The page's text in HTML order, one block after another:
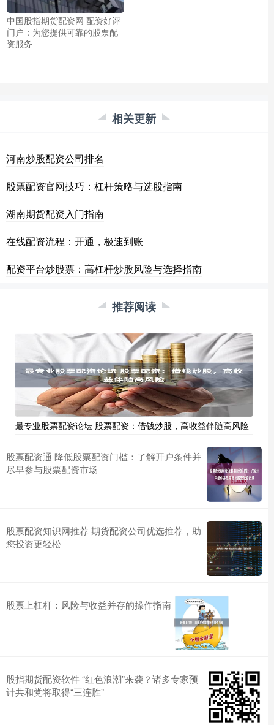
中国股指期货配资网 配资好评
门户：为您提供可靠的股票配
资服务
相关更新
河南炒股配资公司排名
股票配资官网技巧：杠杆策略与选股指南
湖南期货配资入门指南
在线配资流程：开通，极速到账
配资平台炒股票：高杠杆炒股风险与选择指南
推荐阅读
最专业股票配资论坛 股票配资：借钱炒股，高收益伴随高风险
股票配资通 降低股票配资门槛：了解开户条件并
尽早参与股票配资市场
股票配资知识网推荐 期货配资公司优选推荐，助
您投资更轻松
股票上杠杆：风险与收益并存的操作指南
股指期货配资软件 “红色浪潮”来袭？诸多专家预
计共和党将取得“三连胜”